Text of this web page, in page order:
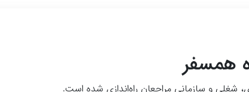
همسفر
شغلی و سازمانی مراجعان راه‌اندازی شده است.